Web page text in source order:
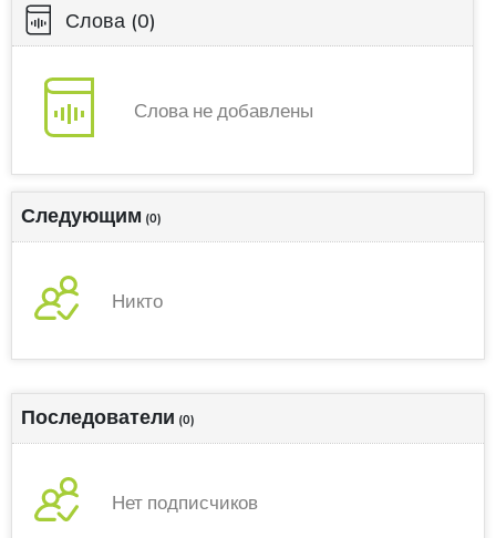
Слова (0)
Слова не добавлены
Следующим (0)
Никто
Последователи (0)
Нет подписчиков